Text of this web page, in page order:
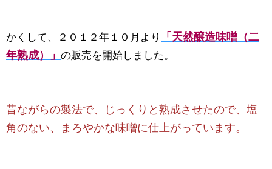
かくして、２０１２年１０月より
「天然醸造味噌（二
年熟成）」 の販売を開始しました。
昔ながらの製法で、じっくりと熟成させたので、塩
角のない、まろやかな味噌に仕上がっています。